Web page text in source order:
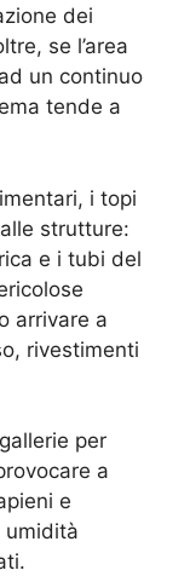
dei
se l’area
un continuo
tende a
i topi
strutture:
e i tubi del
arrivare a
rivestimenti
per
a
e
umidità